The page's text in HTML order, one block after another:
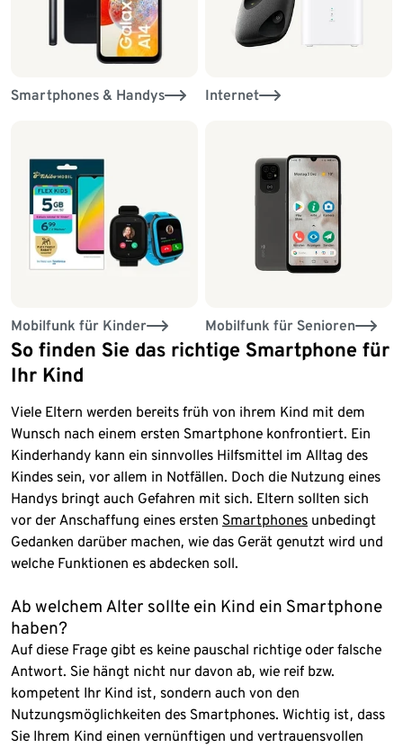
Smartphones & Handys Internet
Mobilfunk für Kinder Mobilfunk für Senioren
So finden Sie das richtige Smartphone für
Ihr Kind
Viele Eltern werden bereits früh von ihrem Kind mit dem
Wunsch nach einem ersten Smartphone konfrontiert. Ein
Kinderhandy kann ein sinnvolles Hilfsmittel im Alltag des
Kindes sein, vor allem in Notfällen. Doch die Nutzung eines
Handys bringt auch Gefahren mit sich. Eltern sollten sich
vor der Anschaffung eines ersten Smartphones unbedingt
Gedanken darüber machen, wie das Gerät genutzt wird und
welche Funktionen es abdecken soll.
Ab welchem Alter sollte ein Kind ein Smartphone
haben?
Auf diese Frage gibt es keine pauschal richtige oder falsche
Antwort. Sie hängt nicht nur davon ab, wie reif bzw.
kompetent Ihr Kind ist, sondern auch von den
Nutzungsmöglichkeiten des Smartphones. Wichtig ist, dass
Sie Ihrem Kind einen vernünftigen und vertrauensvollen